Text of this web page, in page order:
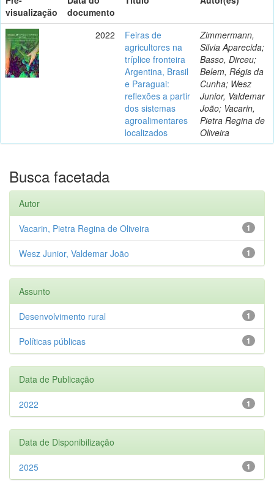
visualização
documento
2022
Feiras de
agricultores na
tríplice fronteira
Argentina, Brasil
e Paraguai:
reflexões a partir
dos sistemas
agroalimentares
localizados
Zimmermann,
Silvia Aparecida;
Basso, Dirceu;
Belem, Régis da
Cunha; Wesz
Junior, Valdemar
João; Vacarin,
Pietra Regina de
Oliveira
Busca facetada
Autor
1
Vacarin, Pietra Regina de Oliveira
1
Wesz Junior, Valdemar João
Assunto
1
Desenvolvimento rural
1
Políticas públicas
Data de Publicação
1
2022
Data de Disponibilização
1
2025